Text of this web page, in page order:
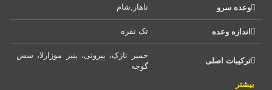
وعده سرو ناهار,شام
اندازه وعده تک نفره
ترکیبات اصلی
گوجه
بیشتر